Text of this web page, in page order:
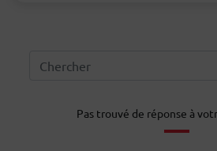
Pas trouvé de réponse à